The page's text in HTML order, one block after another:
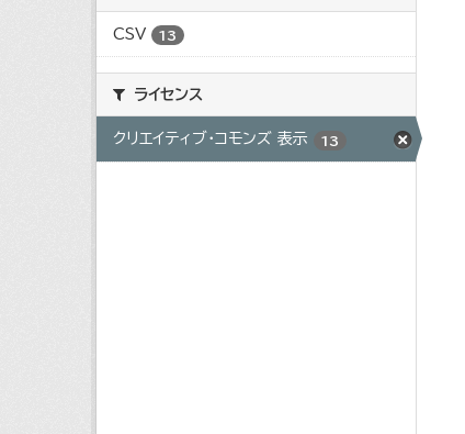
CSV 13
ライセンス
クリエイティブ・コモンズ 表示 13